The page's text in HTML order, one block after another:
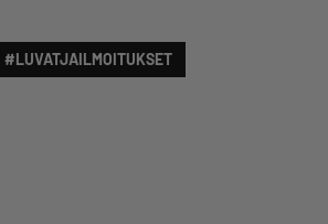
#LUVATJAILMOITUKSET